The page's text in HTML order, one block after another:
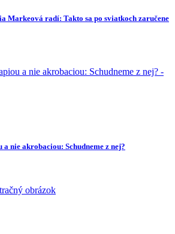
Markeová radí: Takto sa po sviatkoch zaručene
nie akrobaciou: Schudneme z nej?